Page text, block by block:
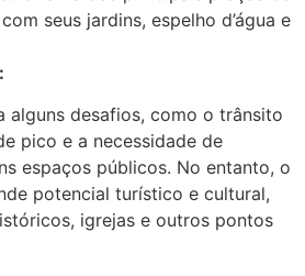
seus jardins, espelho d’água e
alguns desafios, como o trânsito
pico e a necessidade de
espaços públicos. No entanto, o
potencial turístico e cultural,
igrejas e outros pontos